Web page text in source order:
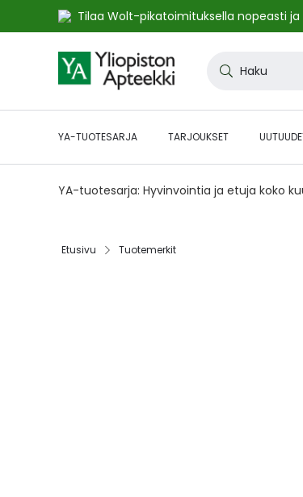
Tilaa Wolt-pikatoimituksella nopeasti ja
to
Content
YA-TUOTESARJA TARJOUKSET
YA-tuotesarja: Hyvinvointia ja etuja koko
Etusivu Tuotemerkit